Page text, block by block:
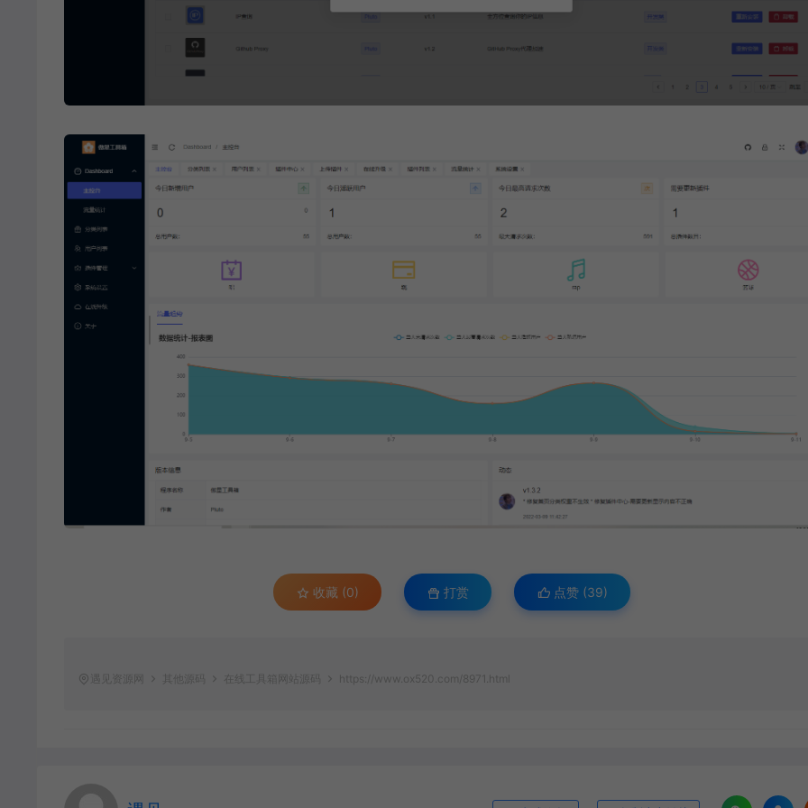
收藏 (0) 打赏 点赞 (39)
遇见资源网 其他源码 在线工具箱网站源码 https://www.ox520.com/8971.html